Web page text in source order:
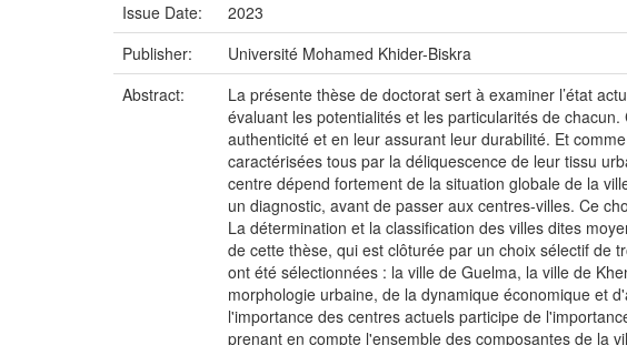
Issue Date:
2023
Publisher:
Université Mohamed Khider-Biskra
Abstract:
La présente thèse de doctorat sert à examiner l’état
évaluant les potentialités et les particularités de
authenticité et en leur assurant leur durabilité. Et
caractérisées tous par la déliquescence de leur tissu
centre dépend fortement de la situation globale de la
un diagnostic, avant de passer aux centres-villes. Ce
La détermination et la classification des villes dites
de cette thèse, qui est clôturée par un choix sélectif de
ont été sélectionnées : la ville de Guelma, la ville de
morphologie urbaine, de la dynamique économique et
l'importance des centres actuels participe de
prenant en compte l'ensemble des composantes de la